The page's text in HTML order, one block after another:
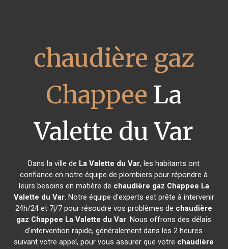
chaudière gaz
Chappee La
Valette du Var
Dans la ville de La Valette du Var, les habitants ont
confiance en notre équipe de plombiers pour répondre à
leurs besoins en matière de chaudière gaz Chappee La
Valette du Var. Notre équipe d'experts est prête à intervenir
24h/24 et 7j/7 pour résoudre vos problèmes de chaudière
gaz Chappee La Valette du Var. Nous offrons des délais
d'intervention rapide, généralement dans les 2 heures
suivant votre appel, pour vous assurer que votre chaudière